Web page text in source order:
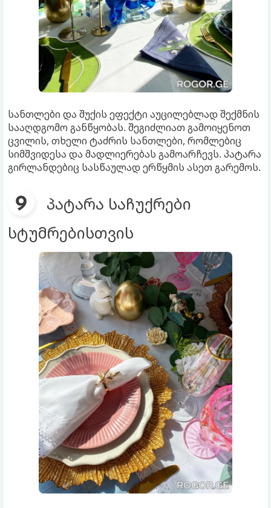
სანთლები და შუქის ეფექტი აუცილებლად შექმნის
სააღდგომო განწყობას. შეგიძლიათ გამოიყენოთ
ცვილის, თხელი ტაძრის სანთლები, რომლებიც
სიმშვიდესა და მადლიერებას გამოარჩევს. პატარა
გირლანდებიც სასწაულად ერწყმის ასეთ გარემოს.
პატარა საჩუქრები
სტუმრებისთვის